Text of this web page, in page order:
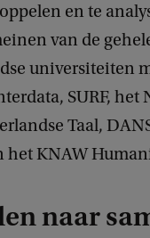
en te
van de
universiteiten
SURF,
Taal,
het KNAW
naar